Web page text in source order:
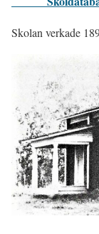
Skolan verkade